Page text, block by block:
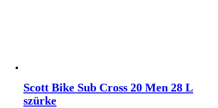
Scott Bike Sub Cross 20 Men 28 L
szürke